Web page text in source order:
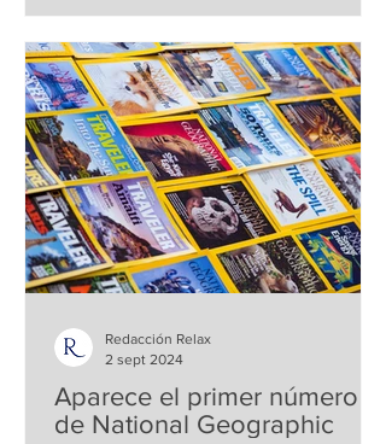
Aparece el primer número
de National Geographic
Redacción Relax
2 sept 2024